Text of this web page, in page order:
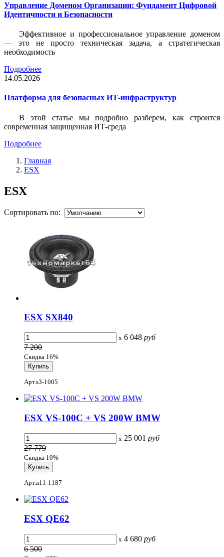
Управление Доменом Организации: Фундамент Цифровой
Идентичности и Безопасности
Эффективное и профессиональное управление доменом
— это не просто техническая задача, а стратегическая
необходимость
Подробнее
14.05.2026
Платформа для безопасных ИТ-инфраструктур
В этой статье мы подробно разберем, как строится
современная защищенная ИТ-среда
Подробнее
Главная
ESX
ESX
Сортировать по:
ESX SX840
x 6 048 руб
7 200
Скидка 16%
Арт.s3-1005
ESX VS-100C + VS 200W BMW
x 25 001 руб
27 779
Скидка 10%
Арт.a11-1187
ESX QE62
x 4 680 руб
6 500